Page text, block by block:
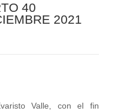
40
2021
Valle, con el fin